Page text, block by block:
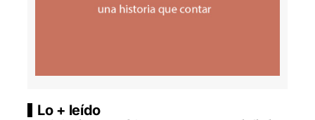
Lo + leído